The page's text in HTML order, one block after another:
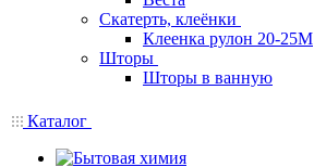
Скатерть, клеёнки
Клеенка рулон 20-25М
Шторы
Шторы в ванную
Каталог